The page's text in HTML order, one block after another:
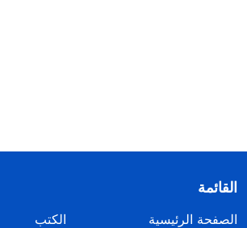
القائمة
الصفحة الرئيسية
الكتب